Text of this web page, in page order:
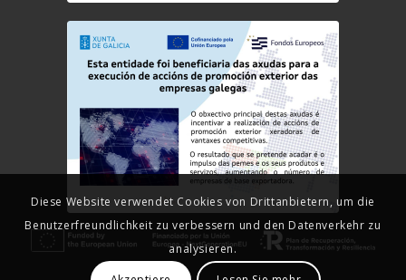
Diese Website verwendet Cookies von Drittanbietern, um die
Benutzerfreundlichkeit zu verbessern und den Datenverkehr zu
analysieren.